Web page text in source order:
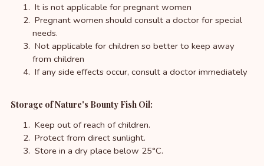
It is not applicable for pregnant women
Pregnant women should consult a doctor for special
needs.
Not applicable for children so better to keep away
from children
If any side effects occur, consult a doctor immediately
Storage of Nature's Bounty Fish Oil:
Keep out of reach of children.
Protect from direct sunlight.
Store in a dry place below 25°C.